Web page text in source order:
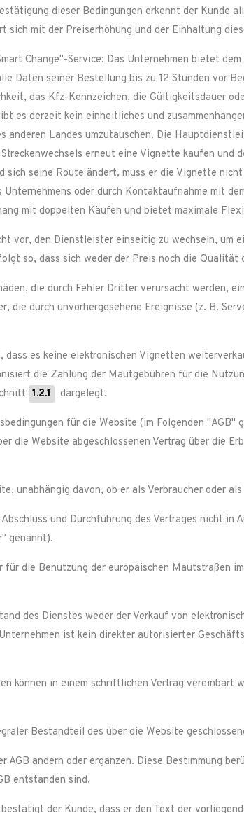
dieser Bedingungen erkennt der Kunde
mit der Preiserhöhung und der Einhaltung
Change"-Service: Das Unternehmen bietet
Daten seiner Bestellung bis zu 12 Stunden vor
das Kfz-Kennzeichen, die Gültigkeitsdauer
es derzeit kein einheitliches und
anderen Landes umzutauschen. Die
erneut eine Vignette kaufen und
sich seine Route ändert, muss er die Vignette
oder durch Kontaktaufnahme mit
mit doppelten Käufen und bietet maximale
vor, den Dienstleister einseitig zu wechseln, um
so, dass sich weder der Preis noch die
die durch Fehler Dritter verursacht werden,
die durch unvorhergesehene Ereignisse (z. B.
dass es keine elektronischen Vignetten
die Zahlung der Mautgebühren für die
1.2.1 dargelegt.
für die Website (im Folgenden
die Website abgeschlossenen Vertrag über die
unabhängig davon, ob er als Verbraucher oder
und Durchführung des Vertrages nicht in
genannt).
die Benutzung der europäischen Mautstraßen
des Dienstes weder der Verkauf von
ist kein direkter autorisierter
können in einem schriftlichen Vertrag vereinbart
Bestandteil des über die Website
AGB ändern oder ergänzen. Diese Bestimmung
entstanden sind.
der Kunde, dass er den Text der